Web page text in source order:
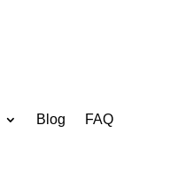
Blog FAQ